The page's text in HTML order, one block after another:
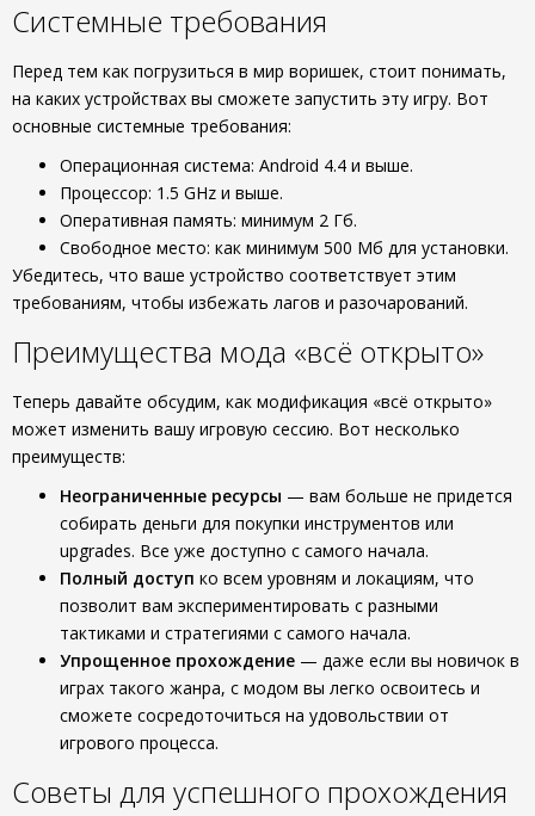
Системные требования
Перед тем как погрузиться в мир воришек, стоит понимать,
на каких устройствах вы сможете запустить эту игру. Вот
основные системные требования:
Операционная система: Android 4.4 и выше.
Процессор: 1.5 GHz и выше.
Оперативная память: минимум 2 Гб.
Свободное место: как минимум 500 Мб для установки.
Убедитесь, что ваше устройство соответствует этим
требованиям, чтобы избежать лагов и разочарований.
Преимущества мода «всё открыто»
Теперь давайте обсудим, как модификация «всё открыто»
может изменить вашу игровую сессию. Вот несколько
преимуществ:
Неограниченные ресурсы — вам больше не придется
собирать деньги для покупки инструментов или
upgrades. Все уже доступно с самого начала.
Полный доступ ко всем уровням и локациям, что
позволит вам экспериментировать с разными
тактиками и стратегиями с самого начала.
Упрощенное прохождение — даже если вы новичок в
играх такого жанра, с модом вы легко освоитесь и
сможете сосредоточиться на удовольствии от
игрового процесса.
Советы для успешного прохождения